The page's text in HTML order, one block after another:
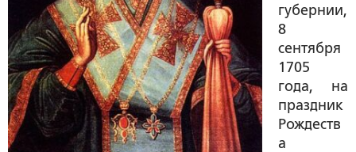
губернии,
8
сентября
1705
года, на
праздник
Рождеств
а